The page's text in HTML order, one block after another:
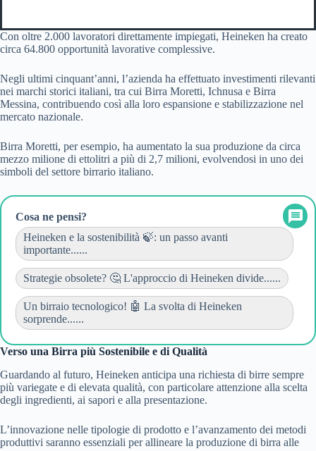
Con oltre 2.000 lavoratori direttamente impiegati, Heineken ha creato
circa 64.800 opportunità lavorative complessive.
Negli ultimi cinquant’anni, l’azienda ha effettuato investimenti rilevanti
nei marchi storici italiani, tra cui Birra Moretti, Ichnusa e Birra
Messina, contribuendo così alla loro espansione e stabilizzazione nel
mercato nazionale.
Birra Moretti, per esempio, ha aumentato la sua produzione da circa
mezzo milione di ettolitri a più di 2,7 milioni, evolvendosi in uno dei
simboli del settore birrario italiano.
Cosa ne pensi?
Heineken e la sostenibilità 🍃: un passo avanti
importante......
Strategie obsolete? 🤔 L'approccio di Heineken divide......
Un birraio tecnologico! 🤖 La svolta di Heineken
sorprende......
Verso una Birra più Sostenibile e di Qualità
Guardando al futuro, Heineken anticipa una richiesta di birre sempre
più variegate e di elevata qualità, con particolare attenzione alla scelta
degli ingredienti, ai sapori e alla presentazione.
L’innovazione nelle tipologie di prodotto e l’avanzamento dei metodi
produttivi saranno essenziali per allineare la produzione di birra alle